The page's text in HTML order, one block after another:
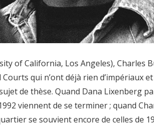
of California, Los Angeles), Charles
qui n’ont déjà rien d’impériaux et
de thèse. Quand Dana Lixenberg
viennent de se terminer ; quand
se souvient encore de celles de